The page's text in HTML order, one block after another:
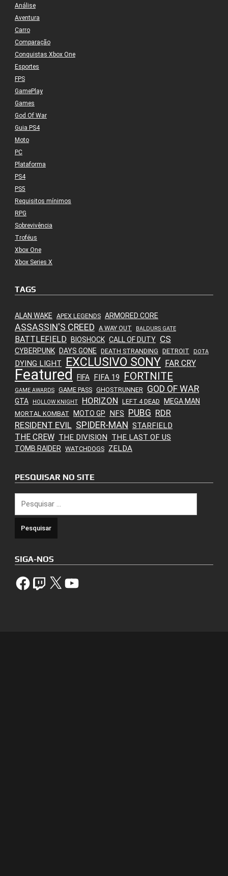
Análise
Aventura
Carro
Comparação
Conquistas Xbox One
Esportes
FPS
GamePlay
Games
God Of War
Guia PS4
Moto
PC
Plataforma
PS4
PS5
Requisitos mínimos
RPG
Sobrevivência
Troféus
Xbox One
Xbox Series X
TAGS
ALAN WAKE APEX LEGENDS ARMORED CORE
ASSASSIN'S CREED A WAY OUT BALDURS GATE
BATTLEFIELD BIOSHOCK CALL OF DUTY CS
CYBERPUNK DAYS GONE DEATH STRANDING DETROIT DOTA
DYING LIGHT EXCLUSIVO SONY FAR CRY
Featured FIFA FIFA 19 FORTNITE
GAME AWARDS GAME PASS GHOSTRUNNER GOD OF WAR
GTA HOLLOW KNIGHT HORIZON LEFT 4 DEAD MEGA MAN
MORTAL KOMBAT MOTO GP NFS PUBG RDR
RESIDENT EVIL SPIDER-MAN STARFIELD
THE CREW THE DIVISION THE LAST OF US
TOMB RAIDER WATCHDOGS ZELDA
PESQUISAR NO SITE
por:
SIGA-NOS
FacebookTwitch X YouTube